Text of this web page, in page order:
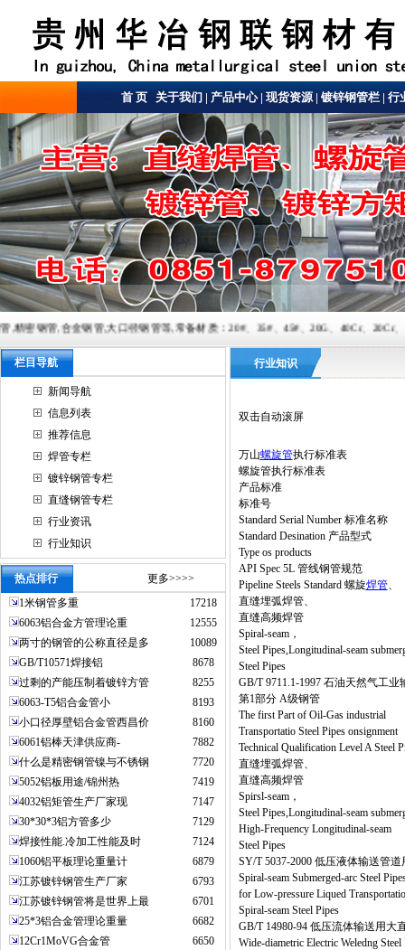
首 页 关于我们 | 产品中心| 现货资源| 镀锌钢管栏 | 行
钢管,合金钢管,大口径钢管等,常备材质：20#、35#、45#、20G、40Cr、20Cr、
栏目导航
新闻导航
信息列表
推荐信息
焊管专栏
镀锌钢管专栏
直缝钢管专栏
行业资讯
行业知识
热点排行
更多>>>>
1米钢管多重
17218
6063铝合金方管理论重
12555
两寸的钢管的公称直径是多
10089
GB/T10571焊接铝
8678
过剩的产能压制着镀锌方管
8255
6063-T5铝合金管小
8193
小口径厚壁铝合金管西昌价
8160
6061铝棒天津供应商-
7882
什么是精密钢管镍与不锈钢
7720
5052铝板用途/锦州热
7419
4032铝矩管生产厂家现
7147
30*30*3铝方管多少
7129
焊接性能.冷加工性能及时
7124
1060铝平板理论重量计
6879
江苏镀锌钢管生产厂家
6793
江苏镀锌钢管将是世界上最
6701
25*3铝合金管理论重量
6682
12Cr1MoVG合金管
6650
行业知识
双击自动滚屏
万山螺旋管执行标准表
螺旋管执行标准表
产品标准
标准号
Standard Serial Number 标准名称
Standard Desination 产品型式
Type os products
API Spec 5L 管线钢管规范
Pipeline Steels Standard 螺旋焊管、
直缝埋弧焊管、
直缝高频焊管
Spiral-seam，
Steel Pipes,Longitudinal-seam
Steel Pipes
GB/T 9711.1-1997 石油天然气工
第1部分 A级钢管
The first Part of Oil-Gas industrial
Transportatio Steel Pipes onsignment
Technical Qualification Level A Steel
直缝埋弧焊管、
直缝高频焊管
Spirsl-seam，
Steel Pipes,Longitudinal-seam
High-Frequency Longitudinal-seam
Steel Pipes
SY/T 5037-2000 低压液体输送管
Spiral-seam Submerged-arc Steel
for Low-pressure Liqued
Spiral-seam Steel Pipes
GB/T 14980-94 低压流体输送用大
Wide-diametric Electric Weledng Steel